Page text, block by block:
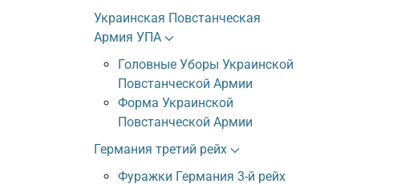
Украинская Повстанческая
Армия УПА
Головные Уборы Украинской
Повстанческой Армии
Форма Украинской
Повстанческой Армии
Германия третий рейх
Фуражки Германия 3-й рейх